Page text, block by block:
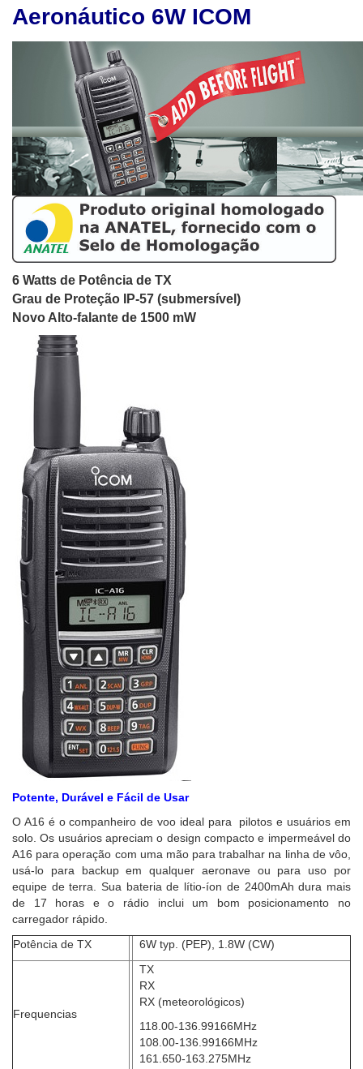
Aeronáutico 6W ICOM
6 Watts de Potência de TX
Grau de Proteção IP-57 (submersível)
Novo Alto-falante de 1500 mW
Potente, Durável e Fácil de Usar
O A16 é o companheiro de voo ideal para pilotos e usuários em
solo. Os usuários apreciam o design compacto e impermeável do
A16 para operação com uma mão para trabalhar na linha de vôo,
usá-lo para backup em qualquer aeronave ou para uso por
equipe de terra. Sua bateria de lítio-íon de 2400mAh dura mais
de 17 horas e o rádio inclui um bom posicionamento no
carregador rápido.
Potência de TX
6W typ. (PEP), 1.8W (CW)
Frequencias
TX
RX
RX (meteorológicos)
118.00-136.99166MHz
108.00-136.99166MHz
161.650-163.275MHz